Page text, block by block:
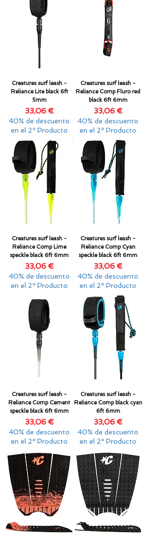
Creatures surf leash -
Reliance Lite black 6ft
5mm
Precio
33,06 €
40% de descuento
en el 2º Producto
Creatures surf leash -
Reliance Comp Fluro red
black 6ft 6mm
Precio
33,06 €
40% de descuento
en el 2º Producto
Creatures surf leash -
Reliance Comp Lime
speckle black 6ft 6mm
Precio
33,06 €
40% de descuento
en el 2º Producto
Creatures surf leash -
Reliance Comp Cyan
speckle black 6ft 6mm
Precio
33,06 €
40% de descuento
en el 2º Producto
Creatures surf leash -
Reliance Comp Cement
speckle black 6ft 6mm
Precio
33,06 €
40% de descuento
en el 2º Producto
Creatures surf leash -
Reliance Comp black cyan
6ft 6mm
Precio
33,06 €
40% de descuento
en el 2º Producto